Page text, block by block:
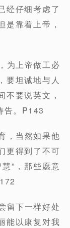
经仔细考虑了
是靠着上帝，
为上帝做工必
要坦诚地与人
不要说英文，
告。P143
，当然如果他
更得到了不可
”，那些愿意
留下一样好处
能以康复对我